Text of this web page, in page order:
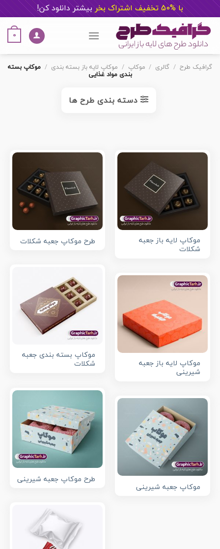
با %50 تخفیف اشتراک بخر بیشتر دانلود کن!
content
0
گرافیک طرح / گالری / موکاپ / موکاپ لایه باز بسته بندی / موکاپ بسته
بندی مواد غذایی
دسته بندی طرح ها
موکاپ لایه باز جعبه
شکلات
طرح موکاپ جعبه شکلات
موکاپ بسته بندی جعبه
شکلات
موکاپ لایه باز جعبه
شیرینی
طرح موکاپ جعبه شیرینی
موکاپ جعبه شیرینی